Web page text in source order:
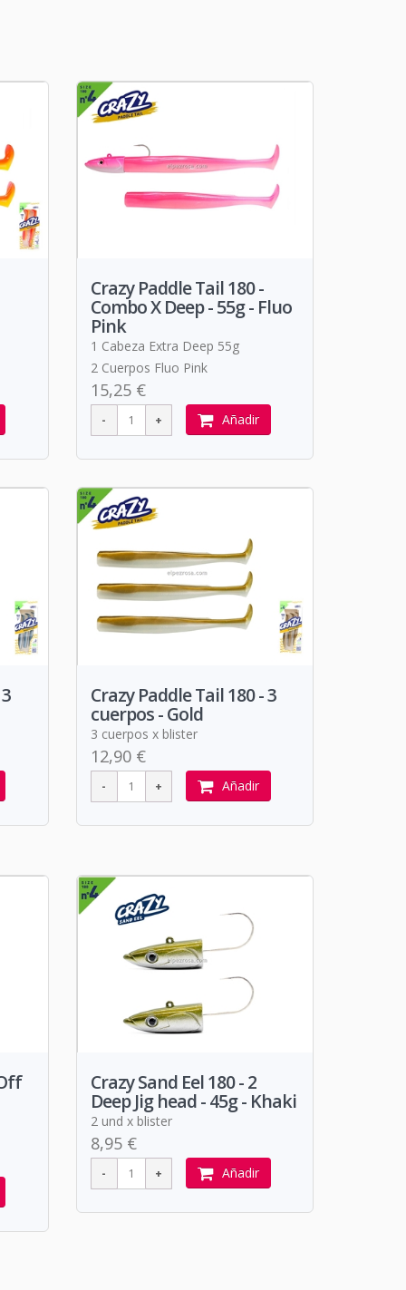
Crazy Paddle Tail 180 -
Combo X Deep - 55g - Fluo
Pink
1 Cabeza Extra Deep 55g
2 Cuerpos Fluo Pink
15,25 €
Añadir
Crazy Paddle Tail 180 - 3
cuerpos - Gold
3 cuerpos x blister
12,90 €
Añadir
Crazy Sand Eel 180 - 2
Deep Jig head - 45g - Khaki
2 und x blister
8,95 €
Añadir